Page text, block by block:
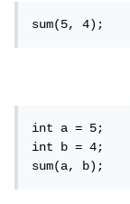
sum(5, 4);
int a = 5;
int b = 4;
sum(a, b);